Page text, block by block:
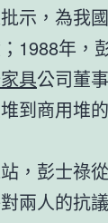
示，為我
1988年，
具公司董
到商用堆
彭士祿
兩人的抗